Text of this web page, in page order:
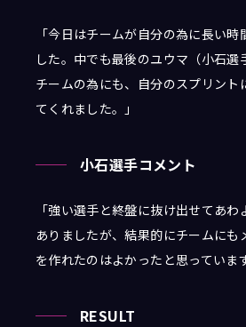
「今日はチームが自分の為に長い時
した。中でも最後のユウマ（小石選
チームの為にも、自分のスプリント
てくれました。
」
小石選手コメント
「強い選手と終盤に抜け出せてあ
ありましたが、結果的にチームにも
を作れたのはよかったと思っています
RESULT